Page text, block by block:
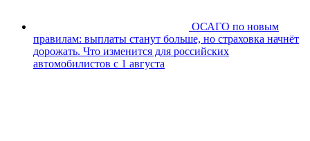
ОСАГО по новым
правилам: выплаты станут больше, но страховка начнёт
дорожать. Что изменится для российских
автомобилистов с 1 августа